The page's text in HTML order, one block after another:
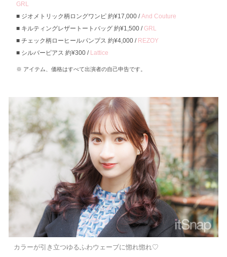
GRL
ジオメトリック柄ロングワンピ 約¥17,000 /And Couture
キルティングレザートートバッグ 約¥1,500 /GRL
チェック柄ローヒールパンプス 約¥4,000 / REZOY
シルバーピアス 約¥300 / Lattice
アイテム、価格はすべて出演者の自己申告です。
カラーが引き立つゆるふわウェーブに惚れ惚れ♡